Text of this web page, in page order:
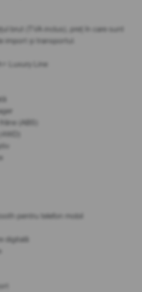
brut (TVA inclus), preț în care sunt
import și transportul.
Luxury Line
(ABS)
pentru telefon mobil
digitală